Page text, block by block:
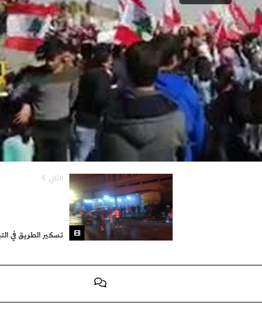
التّالي
تسكير الطريق في